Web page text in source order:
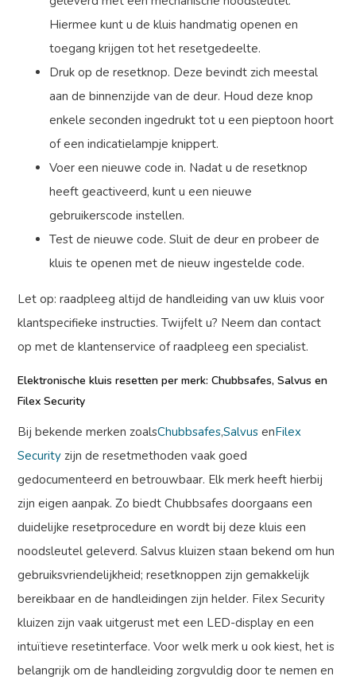
Hiermee kunt u de kluis handmatig openen en
toegang krijgen tot het resetgedeelte.
Druk op de resetknop. Deze bevindt zich meestal
aan de binnenzijde van de deur. Houd deze knop
enkele seconden ingedrukt tot u een pieptoon hoort
of een indicatielampje knippert.
Voer een nieuwe code in. Nadat u de resetknop
heeft geactiveerd, kunt u een nieuwe
gebruikerscode instellen.
Test de nieuwe code. Sluit de deur en probeer de
kluis te openen met de nieuw ingestelde code.
Let op: raadpleeg altijd de handleiding van uw kluis voor
klantspecifieke instructies. Twijfelt u? Neem dan contact
op met de klantenservice of raadpleeg een specialist.
Elektronische kluis resetten per merk: Chubbsafes, Salvus en
Filex Security
Bij bekende merken zoalsChubbsafes,Salvus enFilex
Security zijn de resetmethoden vaak goed
gedocumenteerd en betrouwbaar. Elk merk heeft hierbij
zijn eigen aanpak. Zo biedt Chubbsafes doorgaans een
duidelijke resetprocedure en wordt bij deze kluis een
noodsleutel geleverd. Salvus kluizen staan bekend om hun
gebruiksvriendelijkheid; resetknoppen zijn gemakkelijk
bereikbaar en de handleidingen zijn helder. Filex Security
kluizen zijn vaak uitgerust met een LED-display en een
intuïtieve resetinterface. Voor welk merk u ook kiest, het is
belangrijk om de handleiding zorgvuldig door te nemen en